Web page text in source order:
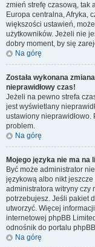
zmień strefę czasową, tak
Europa centralna, Afryka,
większości ustawień,
użytkowników. Jeżeli nie
dobry moment, by się
Na górę
Została wykonana
nieprawidłowy czas!
Jeżeli na pewno strefa
jest wyświetlany
ustawiony nieprawidłowo.
problem.
Na górę
Mojego języka nie ma na
Być może administrator
językową albo nikt jeszcze
administratora witryny czy
potrzebujesz. Jeśli pakiet
utworzyć. Więcej
internetowej phpBB
odnośnik do portalu
Na górę